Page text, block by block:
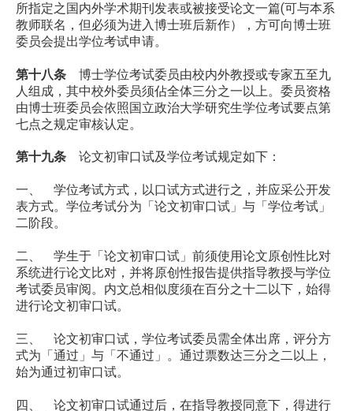
所指定之国内外学术期刊发表或被接受论文一篇(可与本系
教师联名，但必须为进入博士班后新作），方可向博士班
委员会提出学位考试申请。
第十八条 博士学位考试委员由校内外教授或专家五至九
人组成，其中校外委员须佔全体三分之一以上。委员资格
由博士班委员会依照国立政治大学研究生学位考试要点第
七点之规定审核认定。
第十九条 论文初审口试及学位考试规定如下：
一、 学位考试方式，以口试方式进行之，并应采公开发
表方式。学位考试分为「论文初审口试」与「学位考试」
二阶段。
二、 学生于「论文初审口试」前须使用论文原创性比对
系统进行论文比对，并将原创性报告提供指导教授与学位
考试委员审阅。内文总相似度须在百分之十二以下，始得
进行论文初审口试。
三、 论文初审口试，学位考试委员需全体出席，评分方
式为「通过」与「不通过」。通过票数达三分之二以上，
始为通过初审口试。
四、 论文初审口试通过后，在指导教授同意下，得进行